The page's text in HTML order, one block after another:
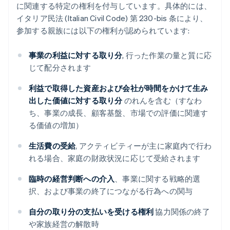
に関連する特定の権利を付与しています。具体的には、
イタリア民法 (Italian Civil Code) 第 230-bis 条により、
参加する親族には以下の権利が認められています:
事業の利益に対する取り分, 行った作業の量と質に応
じて配分されます
利益で取得した資産および会社が時間をかけて生み
出した価値に対する取り分のれんを含む（すなわ
ち、事業の成長、顧客基盤、市場での評価に関連す
る価値の増加）
生活費の受給, アクティビティーが主に家庭内で行わ
れる場合、家庭の財政状況に応じて受給されます
臨時の経営判断への介入、事業に関する戦略的選
択、および事業の終了につながる行為への関与
自分の取り分の支払いを受ける権利協力関係の終了
や家族経営の解散時